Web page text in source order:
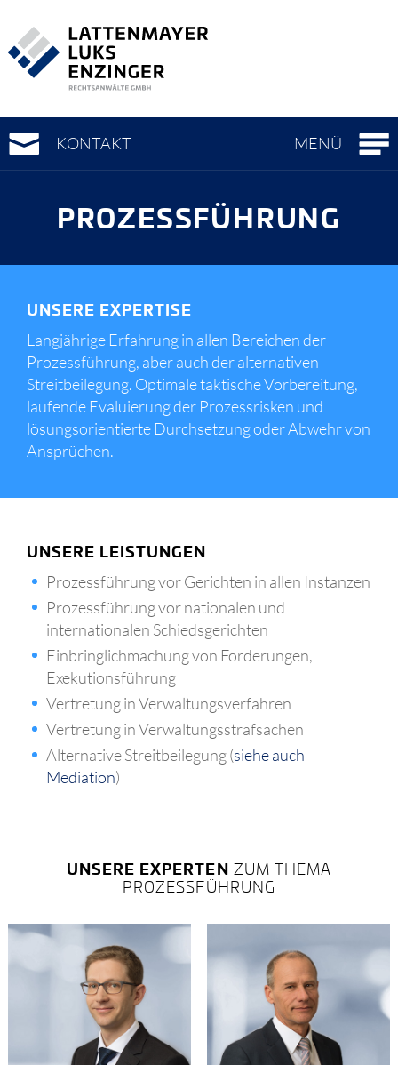
Hauptnavigation
(Accesskey
Seiteninhalt
(Accesskey
Metanavigation
(Accesskey
KONTAKT MENÜ
PROZESS­FÜHRUNG
UNSERE EXPERTISE
Langjährige Erfahrung in allen Bereichen der
Prozessführung, aber auch der alternativen
Streitbeilegung. Optimale taktische Vorbereitung,
laufende Evaluierung der Prozessrisken und
lösungsorientierte Durchsetzung oder Abwehr von
Ansprüchen.
UNSERE LEISTUNGEN
Prozessführung vor Gerichten in allen Instanzen
Prozessführung vor nationalen und
internationalen Schiedsgerichten
Einbringlichmachung von Forderungen,
Exekutionsführung
Vertretung in Verwaltungsverfahren
Vertretung in Verwaltungsstrafsachen
Alternative Streitbeilegung (siehe auch
Mediation)
UNSERE EXPERTEN ZUM THEMA
PROZESSFÜHRUNG